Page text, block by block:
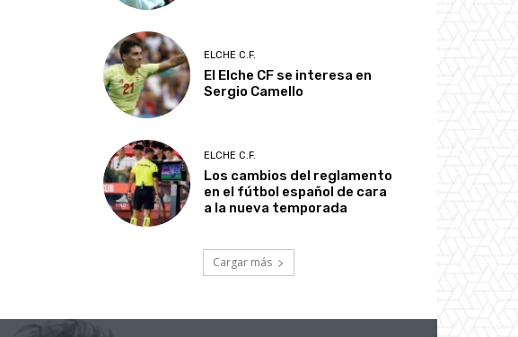
ELCHE C.F.
El Elche CF se interesa en
Sergio Camello
ELCHE C.F.
Los cambios del reglamento
en el fútbol español de cara
a la nueva temporada
Cargar más